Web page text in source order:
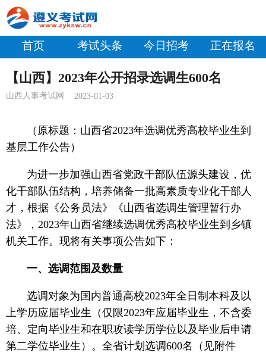
首页 考试头条 今日招考 正在报名
【山西】2023年公开招录选调生600名
山西人事考试网 2023-01-03
（原标题：山西省2023年选调优秀高校毕业生到
基层工作公告）
为进一步加强山西省党政干部队伍源头建设，优
化干部队伍结构，培养储备一批高素质专业化干部人
才，根据《公务员法》《山西省选调生管理暂行办
法》，2023年山西省继续选调优秀高校毕业生到乡镇
机关工作。现将有关事项公告如下：
一、选调范围及数量
选调对象为国内普通高校2023年全日制本科及以
上学历应届毕业生（仅限2023年应届毕业生，不含委
培、定向毕业生和在职攻读学历学位以及毕业后申请
第二学位毕业生）。全省计划选调600名（见附件